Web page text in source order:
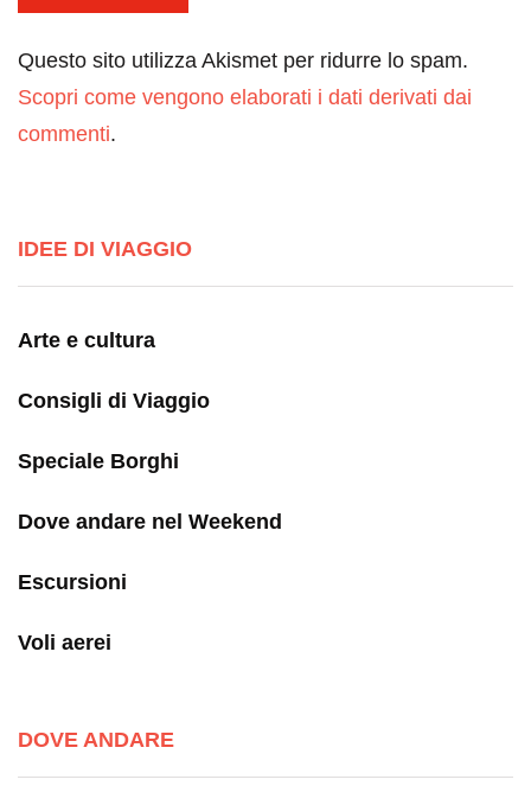
Questo sito utilizza Akismet per ridurre lo spam.
Scopri come vengono elaborati i dati derivati dai
commenti.
IDEE DI VIAGGIO
Arte e cultura
Consigli di Viaggio
Speciale Borghi
Dove andare nel Weekend
Escursioni
Voli aerei
DOVE ANDARE